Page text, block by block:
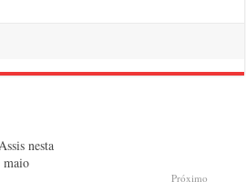
nesta
maio
Próximo